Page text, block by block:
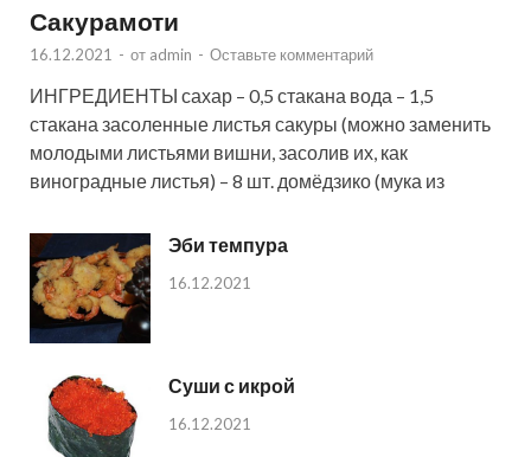
Сакурамоти
16.12.2021 - от admin - Оставьте комментарий
ИНГРЕДИЕНТЫ сахар – 0,5 стакана вода – 1,5
стакана засоленные листья сакуры (можно заменить
молодыми листьями вишни, засолив их, как
виноградные листья) – 8 шт. домёдзико (мука из
Эби темпура
16.12.2021
Суши с икрой
16.12.2021